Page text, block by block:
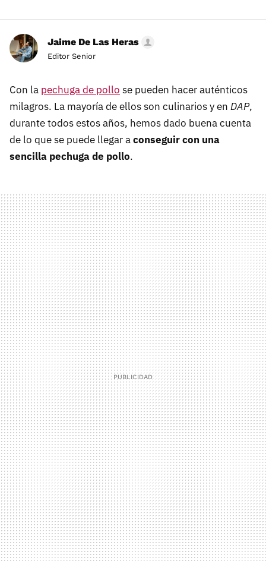
Jaime De Las Heras
Editor Senior
Con la pechuga de pollo se pueden hacer auténticos
milagros. La mayoría de ellos son culinarios y en DAP,
durante todos estos años, hemos dado buena cuenta
de lo que se puede llegar aconseguir con una
sencilla pechuga de pollo.